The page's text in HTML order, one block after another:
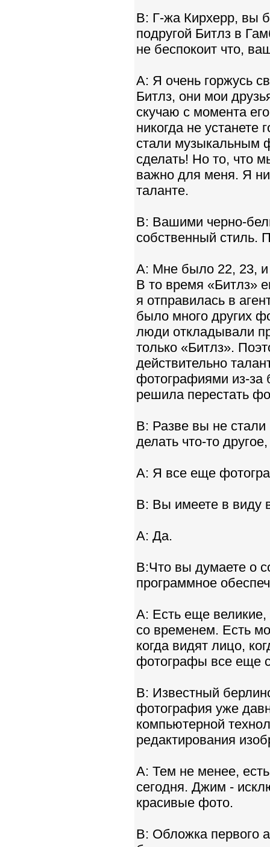
B: Г-жа Кирхерр, вы
подругой Битлз в
не беспокоит что,
A: Я очень горжусь
Битлз, они мои
скучаю с момента
никогда не устанете
стали музыкальным
сделать! Но то, что
важно для меня. Я
таланте.
B: Вашими черно-
собственный стиль.
A: Мне было 22, 23,
В то время «Битлз»
я отправилaсь в
было много других
люди откладывали
только «Битлз».
действительно
фотографиями из-за
решила перестать
B: Разве вы не
делать что-то
A: Я все еще
B: Вы имеете в виду
A: Да.
B:Что вы думаете о
программное
A: Есть еще
со временем. Есть
когда видят лицо,
фотографы все еще
B: Известный
фотография уже
компьютерной
редактирования
A: Тем не менее,
сегодня. Джим -
красивые фото.
B: Обложка первого